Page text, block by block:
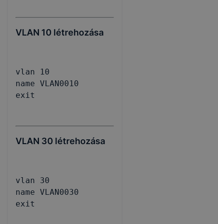
VLAN 10 létrehozása
vlan 10
name VLAN0010
exit
VLAN 30 létrehozása
vlan 30
name VLAN0030
exit